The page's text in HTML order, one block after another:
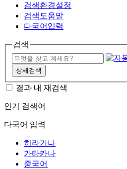
검색환경설정
검색도움말
다국어입력
검색
상세검색
결과 내 재검색
인기 검색어
다국어 입력
히라가나
가타카나
중국어